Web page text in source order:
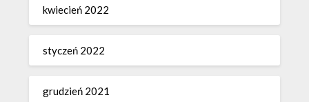
kwiecień 2022
styczeń 2022
grudzień 2021